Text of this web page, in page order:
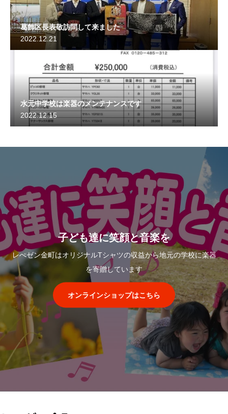
葛飾区長表敬訪問して来ました
2022.12.21
水元中学校は楽器のメンテナンスです
2022.12.15
子ども達に笑顔と音楽を
レぺゼン金町はオリジナルTシャツの収益から地元の学校に楽器
を寄贈しています
オンラインショップはこちら